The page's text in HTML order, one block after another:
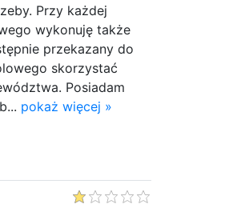
Przy każdej
wykonuję także
przekazany do
skorzystać
Posiadam
pokaż więcej »